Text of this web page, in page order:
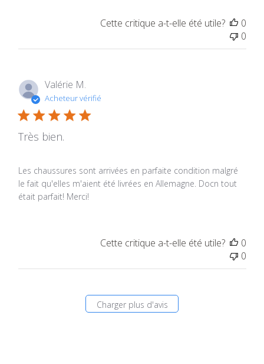
Cette critique a-t-elle été utile?
0
0
Valérie M.
Acheteur vérifié
Très bien.
Les chaussures sont arrivées en parfaite condition malgré
le fait qu'elles m'aient été livrées en Allemagne. Docn tout
était parfait! Merci!
Cette critique a-t-elle été utile?
0
0
Charger plus d'avis